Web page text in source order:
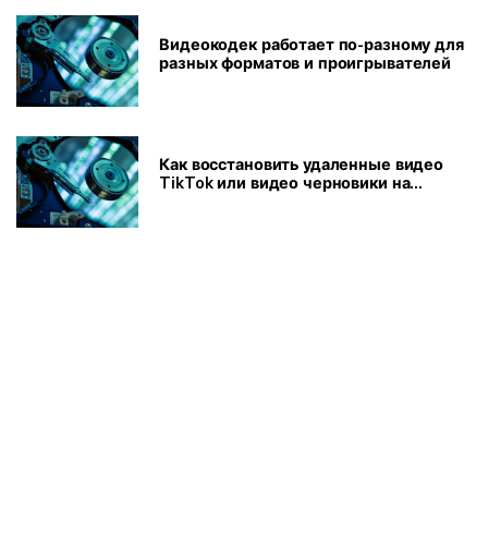
Видеокодек работает по-разному для
разных форматов и проигрывателей
Как восстановить удаленные видео
TikTok или видео черновики на